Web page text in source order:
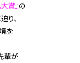
大賞』の
り、
を
輩が